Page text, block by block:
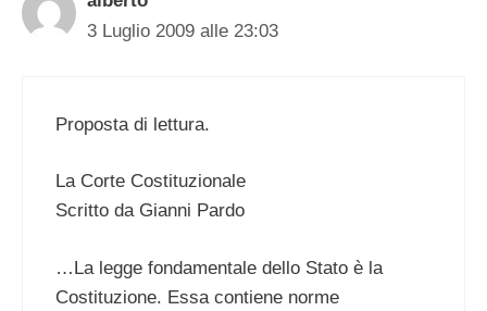
3 Luglio 2009 alle 23:03
Proposta di lettura.
La Corte Costituzionale
Scritto da Gianni Pardo
…La legge fondamentale dello Stato è la
Costituzione. Essa contiene norme